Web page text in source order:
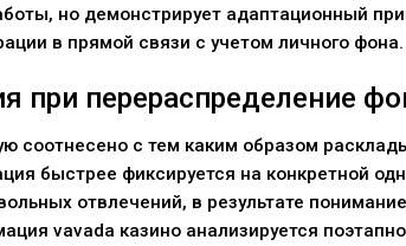
но демонстрирует адаптационный
в прямой связи с учетом личного фона.
при перераспределение
соотнесено с тем каким образом
быстрее фиксируется на конкретной
отвлечений, в результате
vavada казино анализируется